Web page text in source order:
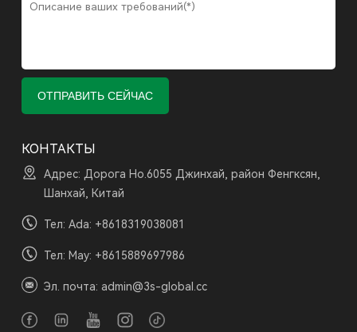
КОНТАКТЫ
Адрес: Дорога Но.6055 Джинхай, район Фенгксян,
Шанхай, Китай
Тел: Ada: +8618319038081
Тел: May: +8615889697986
Эл. почта:admin@3s-global.cc